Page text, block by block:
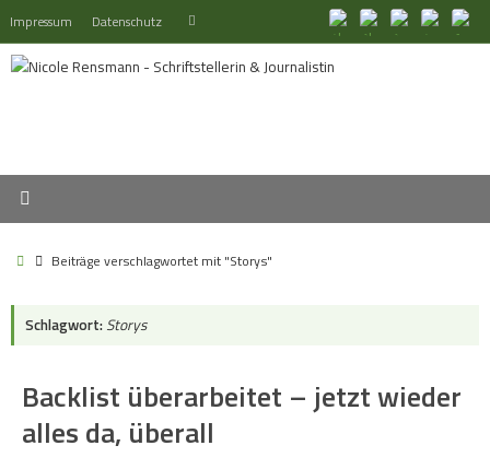
Inhalt
springen
Impressum Datenschutz Suchen
StartBeiträge verschlagwortet mit "Storys"
Schlagwort: Storys
Backlist überarbeitet – jetzt wieder
alles da, überall